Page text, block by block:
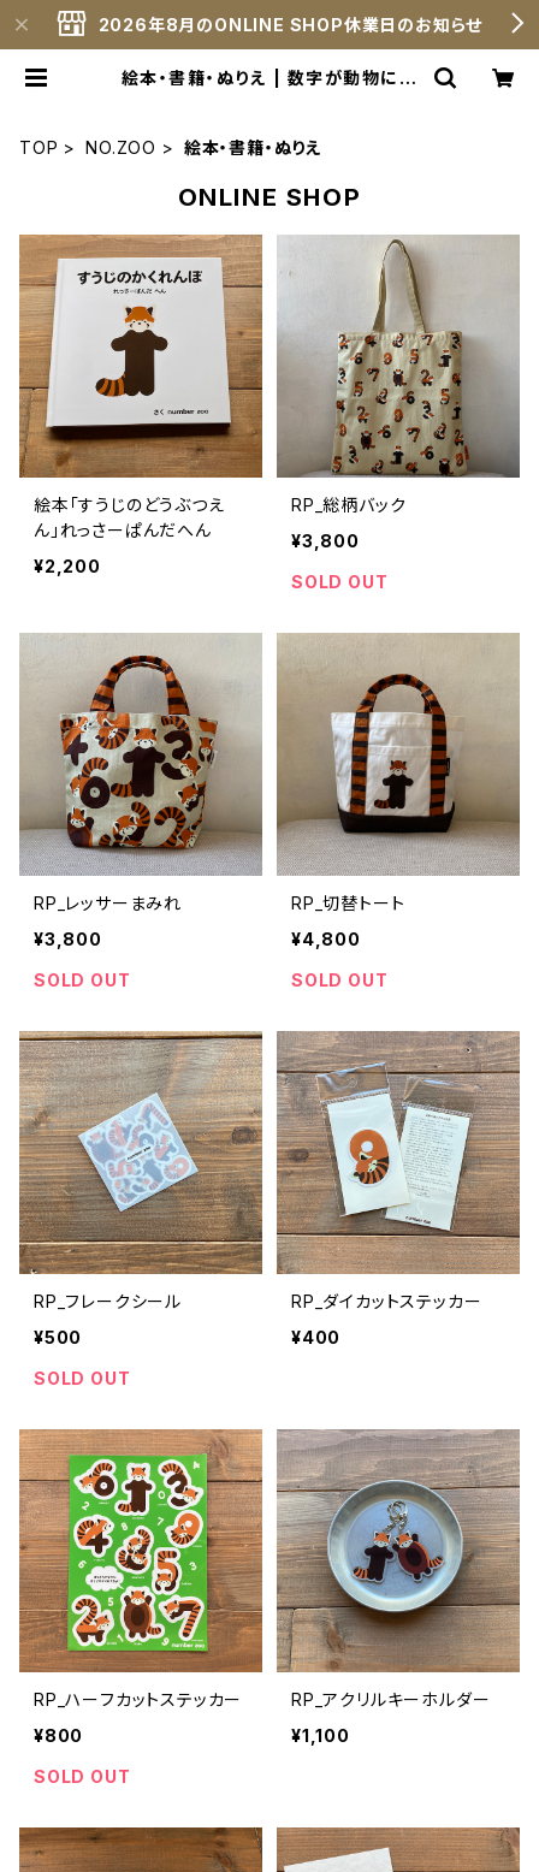
2026年8月のONLINE SHOP休業日のお知らせ
絵本・書籍・ぬりえ | 数字が動物に変
TOP
NO.ZOO 絵本・書籍・ぬりえ
ONLINE SHOP
絵本「すうじのどうぶつえ
ん」れっさーぱんだへん
¥2,200
RP_総柄バック
¥3,800
SOLD OUT
RP_レッサーまみれ
¥3,800
SOLD OUT
RP_切替トート
¥4,800
SOLD OUT
RP_フレークシール
¥500
SOLD OUT
RP_ダイカットステッカー
¥400
RP_ハーフカットステッカー
¥800
SOLD OUT
RP_アクリルキーホルダー
¥1,100